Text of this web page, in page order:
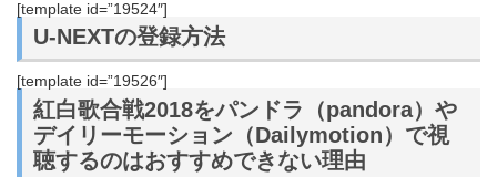
[template id=”19524″]
U-NEXTの登録方法
[template id=”19526″]
紅白歌合戦2018をパンドラ（pandora）や
デイリーモーション（Dailymotion）で視
聴するのはおすすめできない理由